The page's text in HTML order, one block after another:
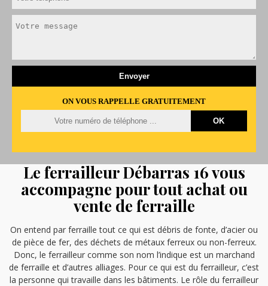
ON VOUS RAPPELLE GRATUITEMENT
Le ferrailleur Débarras 16 vous
accompagne pour tout achat ou
vente de ferraille
On entend par ferraille tout ce qui est débris de fonte, d’acier ou
de pièce de fer, des déchets de métaux ferreux ou non-ferreux.
Donc, le ferrailleur comme son nom l’indique est un marchand
de ferraille et d’autres alliages. Pour ce qui est du ferrailleur, c’est
la personne qui travaille dans les bâtiments. Le rôle du ferrailleur